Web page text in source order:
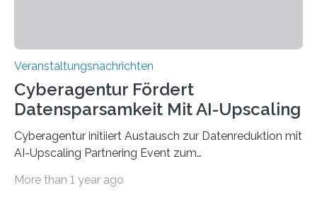
Veranstaltungsnachrichten
Cyberagentur Fördert
Datensparsamkeit Mit AI-Upscaling
Cyberagentur initiiert Austausch zur Datenreduktion mit
AI-Upscaling Partnering Event zum
innovative DatenverarbeitungDie Agentur für
More than 1 year ago